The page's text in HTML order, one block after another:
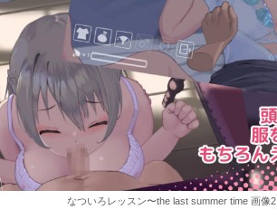
なついろレッスン〜the last summer time 画像2